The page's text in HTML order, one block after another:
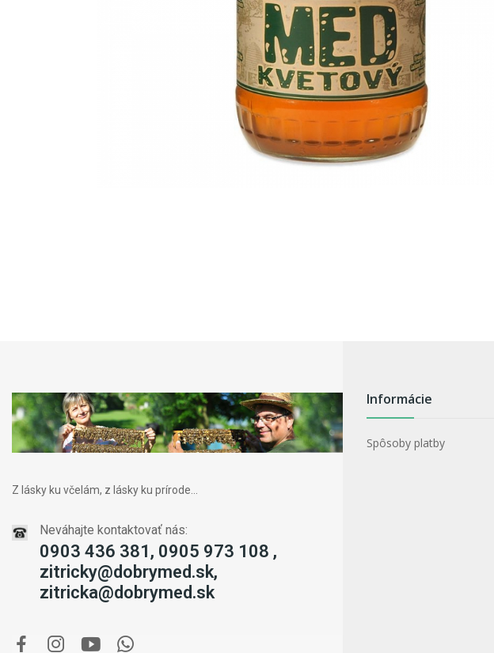
Z lásky ku včelám, z lásky ku prírode...
Neváhajte kontaktovať nás:
0903 436 381, 0905 973 108 ,
zitricky@dobrymed.sk,
zitricka@dobrymed.sk
Informácie
Spôsoby platby